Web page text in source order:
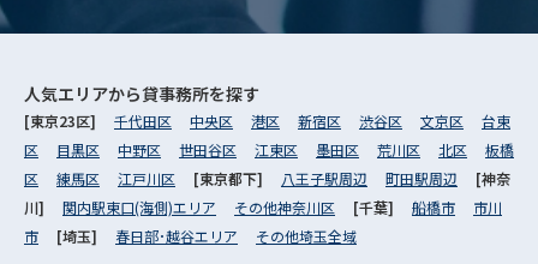
人気エリアから貸事務所を探す
[東京23区] 千代田区 中央区 港区 新宿区 渋谷区 文京区
台東
区
目黒区 中野区 世田谷区 江東区 墨田区 荒川区 北区
板橋
区
練馬区 江戸川区 [東京都下] 八王子駅周辺 町田駅周辺
[神奈
川] 関内駅東口(海側)エリア その他神奈川区 [千葉] 船橋市
市川
市
[埼玉] 春日部･越谷エリア その他埼玉全域